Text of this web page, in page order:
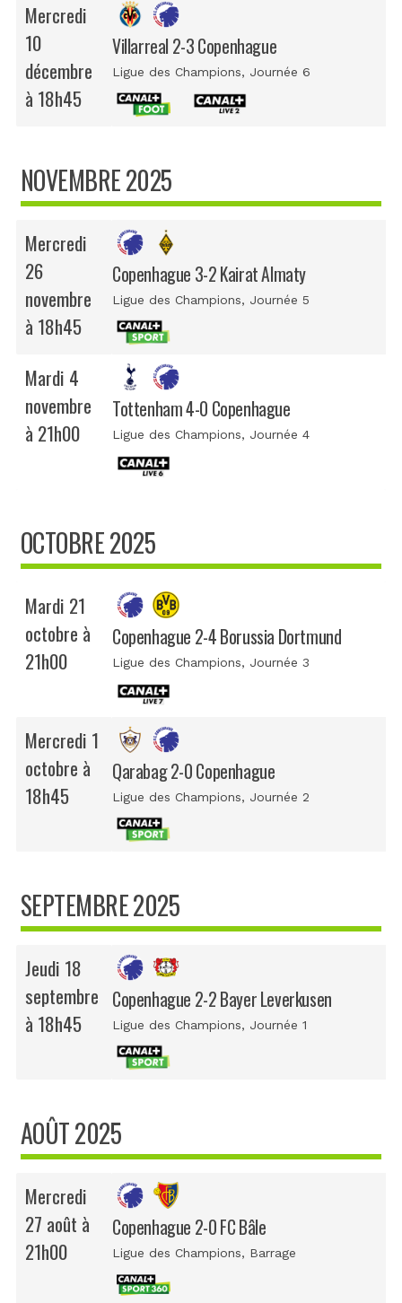
Mercredi
10
décembre
à 18h45
Villarreal 2-3 Copenhague
Ligue des Champions, Journée 6
NOVEMBRE 2025
Mercredi
26
novembre
à 18h45
Copenhague 3-2 Kairat Almaty
Ligue des Champions, Journée 5
Mardi 4
novembre
à 21h00
Tottenham 4-0 Copenhague
Ligue des Champions, Journée 4
OCTOBRE 2025
Mardi 21
octobre à
21h00
Copenhague 2-4 Borussia Dortmund
Ligue des Champions, Journée 3
Mercredi 1
octobre à
18h45
Qarabag 2-0 Copenhague
Ligue des Champions, Journée 2
SEPTEMBRE 2025
Jeudi 18
septembre
à 18h45
Copenhague 2-2 Bayer Leverkusen
Ligue des Champions, Journée 1
AOÛT 2025
Mercredi
27 août à
21h00
Copenhague 2-0 FC Bâle
Ligue des Champions, Barrage